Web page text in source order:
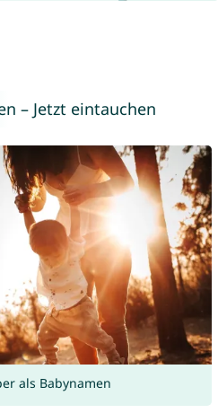
– Jetzt eintauchen
als Babynamen